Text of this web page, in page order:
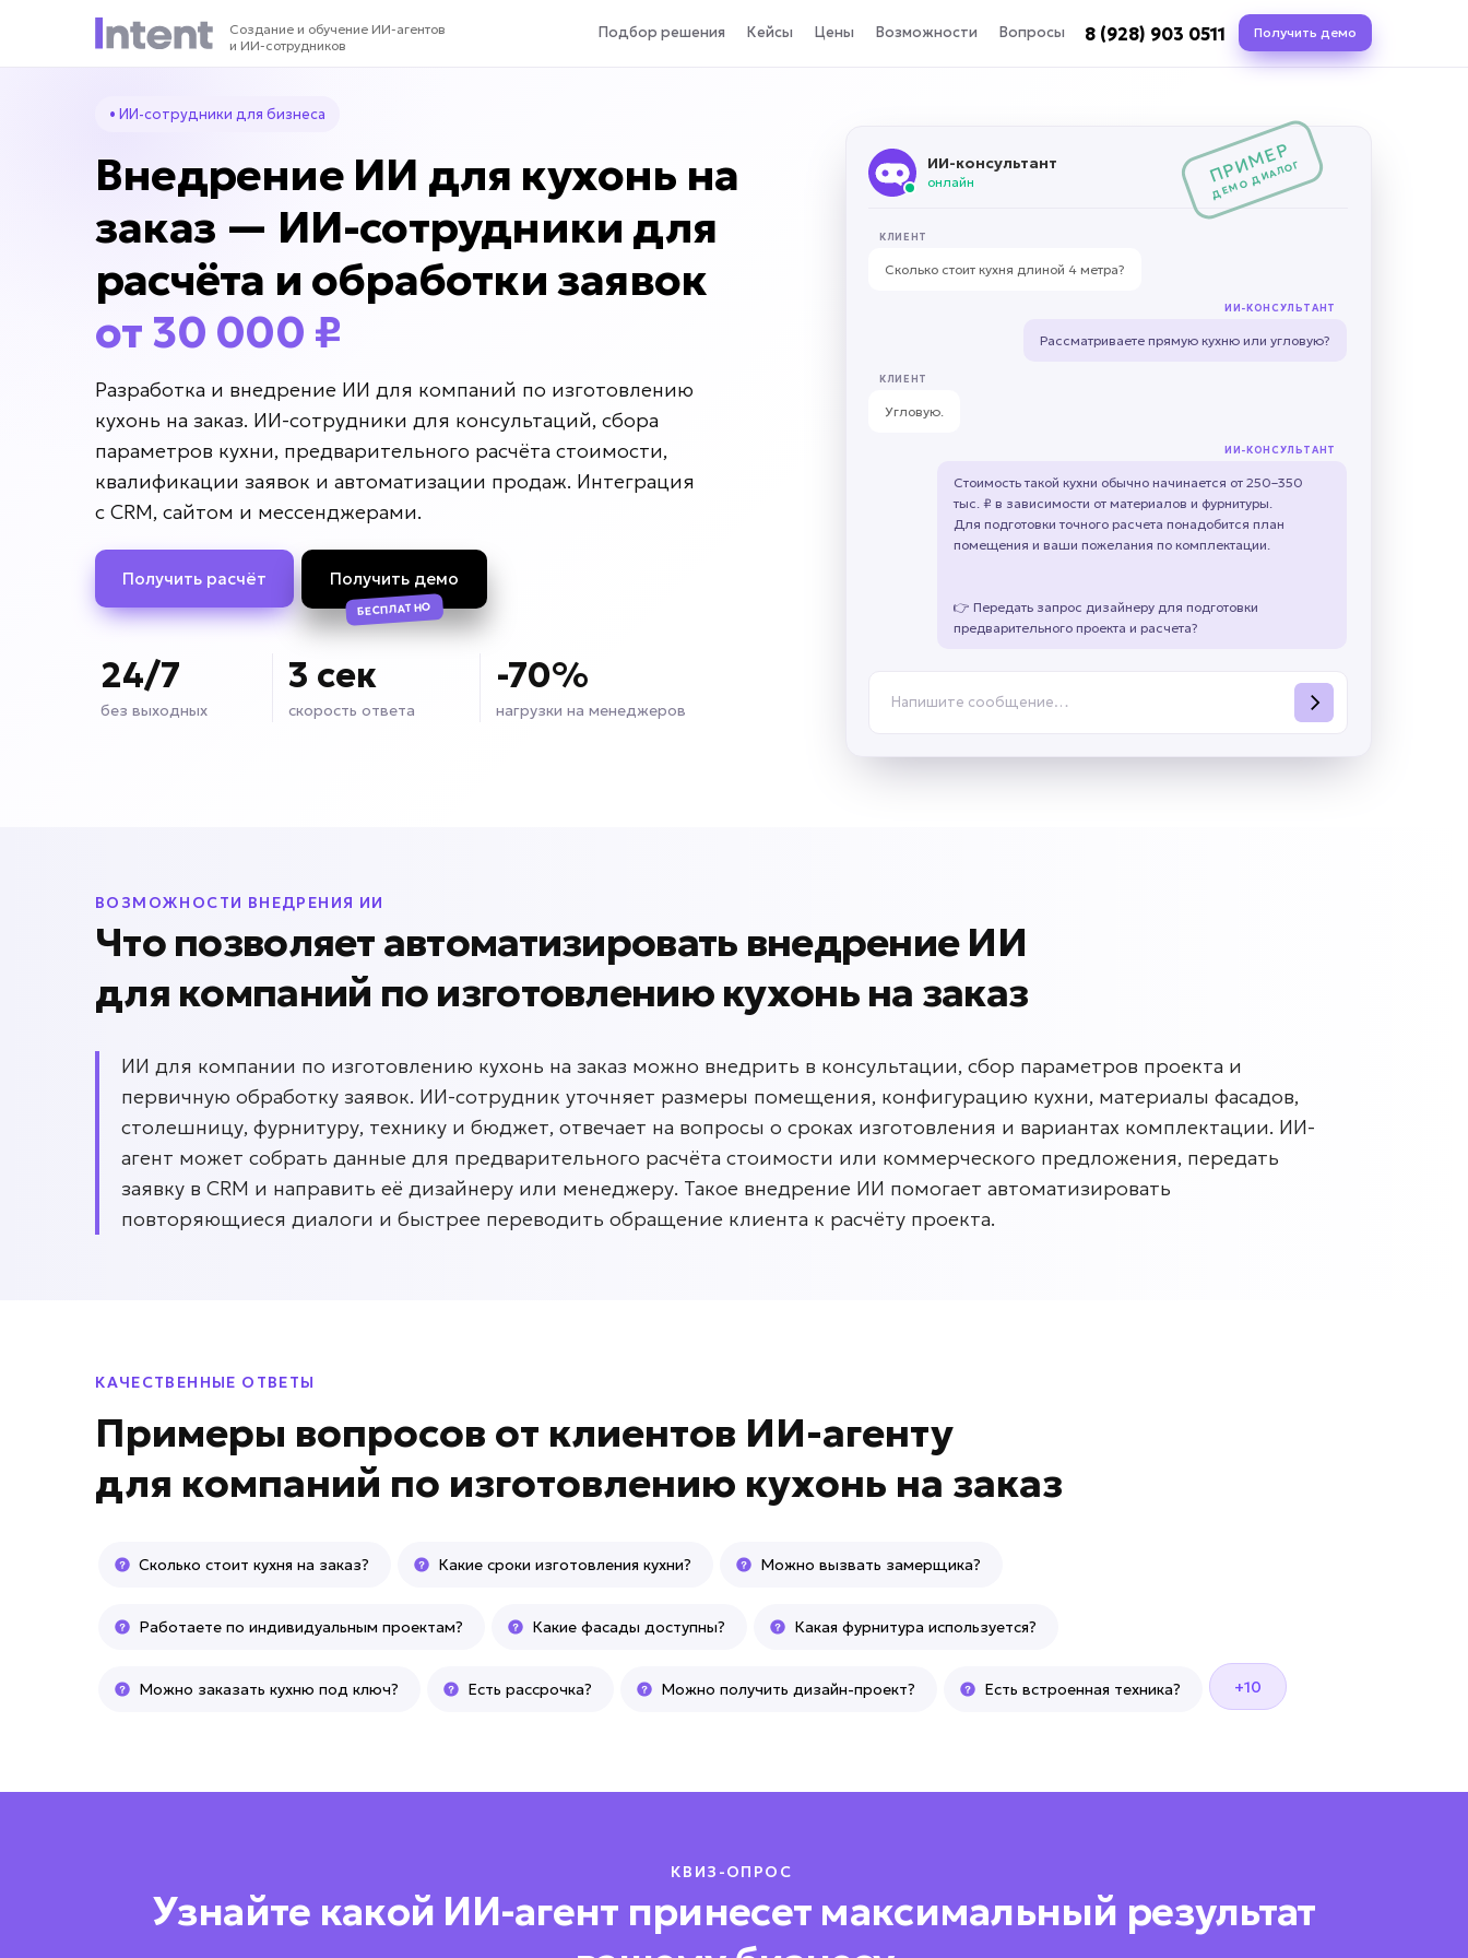
Создание и обучение ИИ-агентов
и ИИ-сотрудников
Подбор решения Кейсы Цены Возможности Вопросы 8 (928) 903 0511 Получить демо
• ИИ-сотрудники для бизнеса
Внедрение ИИ для кухонь на
заказ — ИИ-сотрудники для
расчёта и обработки заявок
от 30 000 ₽
Разработка и внедрение ИИ для компаний по изготовлению
кухонь на заказ. ИИ-сотрудники для консультаций, сбора
параметров кухни, предварительного расчёта стоимости,
квалификации заявок и автоматизации продаж. Интеграция
с CRM, сайтом и мессенджерами.
Получить расчёт Получить демо
БЕСПЛАТНО
24/7
без выходных
3 сек
скорость ответа
-70%
нагрузки на менеджеров
ПРИМЕР
ДЕМО ДИАЛОГ
ИИ-консультант
онлайн
КЛИЕНТ
Сколько стоит кухня длиной 4 метра?
ИИ-КОНСУЛЬТАНТ
Рассматриваете прямую кухню или угловую?
КЛИЕНТ
Угловую.
ИИ-КОНСУЛЬТАНТ
Стоимость такой кухни обычно начинается от 250–350
тыс. ₽ в зависимости от материалов и фурнитуры.
Для подготовки точного расчета понадобится план
помещения и ваши пожелания по комплектации.
👉 Передать запрос дизайнеру для подготовки
предварительного проекта и расчета?
Напишите сообщение…
ВОЗМОЖНОСТИ ВНЕДРЕНИЯ ИИ
Что позволяет автоматизировать внедрение ИИ
для компаний по изготовлению кухонь на заказ
ИИ для компании по изготовлению кухонь на заказ можно внедрить в консультации, сбор параметров проекта и
первичную обработку заявок. ИИ-сотрудник уточняет размеры помещения, конфигурацию кухни, материалы фасадов,
столешницу, фурнитуру, технику и бюджет, отвечает на вопросы о сроках изготовления и вариантах комплектации. ИИ-
агент может собрать данные для предварительного расчёта стоимости или коммерческого предложения, передать
заявку в CRM и направить её дизайнеру или менеджеру. Такое внедрение ИИ помогает автоматизировать
повторяющиеся диалоги и быстрее переводить обращение клиента к расчёту проекта.
КАЧЕСТВЕННЫЕ ОТВЕТЫ
Примеры вопросов от клиентов ИИ-агенту
для компаний по изготовлению кухонь на заказ
Сколько стоит кухня на заказ? Какие сроки изготовления кухни? Можно вызвать замерщика?
Работаете по индивидуальным проектам? Какие фасады доступны? Какая фурнитура используется?
Можно заказать кухню под ключ? Есть рассрочка? Можно получить дизайн-проект? Есть встроенная техника? +10
КВИЗ-ОПРОС
Узнайте какой ИИ-агент принесет максимальный результат